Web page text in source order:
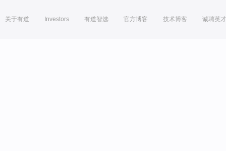
关于有道 Investors 有道智选 官方博客 技术博客 诚聘英才